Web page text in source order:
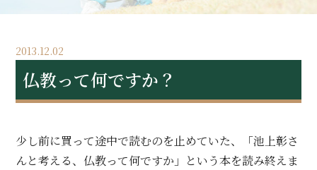
2013.12.02
仏教って何ですか？
少し前に買って途中で読むのを止めていた、「池上彰さ
んと考える、仏教って何ですか」という本を読み終えま